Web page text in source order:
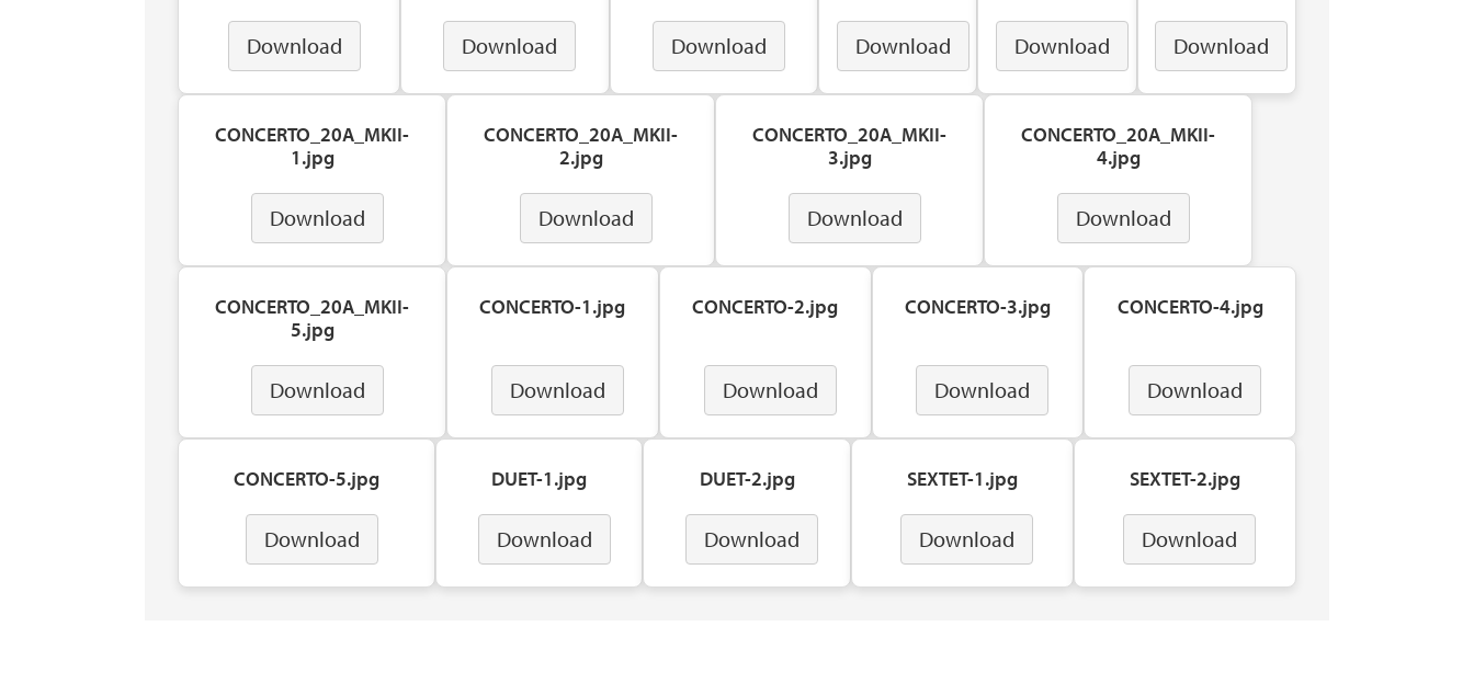
Download Download Download Download Download Download
CONCERTO_20A_MKII-
1.jpg
Download
CONCERTO_20A_MKII-
2.jpg
Download
CONCERTO_20A_MKII-
3.jpg
Download
CONCERTO_20A_MKII-
4.jpg
Download
CONCERTO_20A_MKII-
5.jpg
Download
CONCERTO-1.jpg
Download
CONCERTO-2.jpg
Download
CONCERTO-3.jpg
Download
CONCERTO-4.jpg
Download
CONCERTO-5.jpg
Download
DUET-1.jpg
Download
DUET-2.jpg
Download
SEXTET-1.jpg
Download
SEXTET-2.jpg
Download